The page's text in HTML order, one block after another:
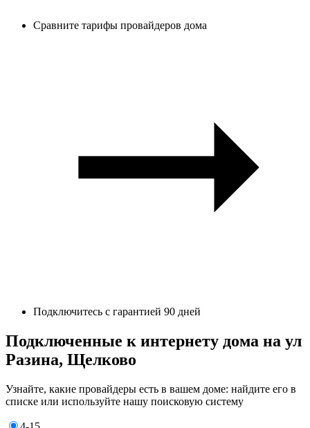
Сравните тарифы провайдеров дома
Подключитесь с гарантией 90 дней
Подключенные к интернету дома на ул
Разина, Щелково
Узнайте, какие провайдеры есть в вашем доме: найдите его в
списке или используйте нашу поисковую систему